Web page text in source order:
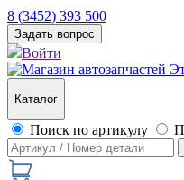
8 (3452) 393 500
Задать вопрос
Войти
Каталог
Поиск по артикулу